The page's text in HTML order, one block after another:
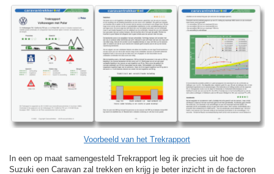
Voorbeeld van het Trekrapport
In een op maat samengesteld Trekrapport leg ik precies uit hoe de
Suzuki een Caravan zal trekken en krijg je beter inzicht in de factoren